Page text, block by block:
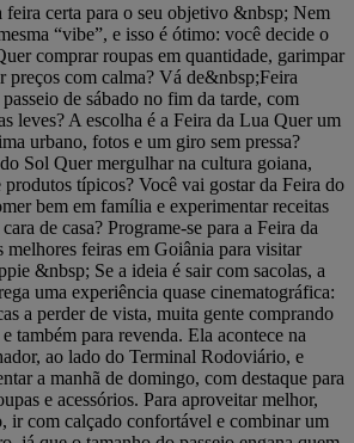
feira certa para o seu objetivo &nbsp; Nem
“vibe”, e isso é ótimo: você decide o
comprar roupas em quantidade, garimpar
preços com calma? Vá de&nbsp;Feira
de sábado no fim da tarde, com
leves? A escolha é a Feira da Lua Quer um
urbano, fotos e um giro sem pressa?
Sol Quer mergulhar na cultura goiana,
produtos típicos? Você vai gostar da Feira do
bem em família e experimentar receitas
de casa? Programe-se para a Feira da
feiras em Goiânia para visitar
&nbsp; Se a ideia é sair com sacolas, a
uma experiência quase cinematográfica:
a perder de vista, muita gente comprando
também para revenda. Ela acontece na
ao lado do Terminal Rodoviário, e
a manhã de domingo, com destaque para
e acessórios. Para aproveitar melhor,
ir com calçado confortável e combinar um